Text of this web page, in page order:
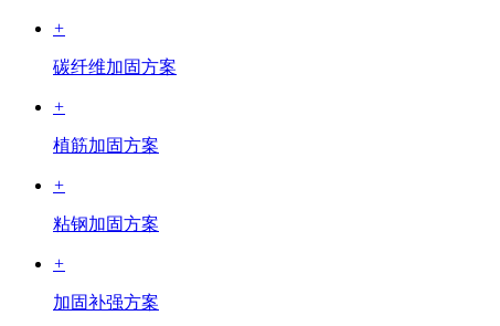
+
碳纤维加固方案
+
植筋加固方案
+
粘钢加固方案
+
加固补强方案